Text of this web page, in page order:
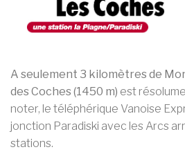
A seulement 3 kilomètres de
des Coches (1450 m) est
noter, le téléphérique Vanoise
jonction Paradiski avec les Arcs
stations.